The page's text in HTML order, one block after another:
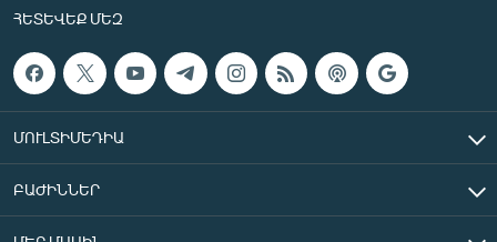
«Ազատության» բոլոր կայքերը
ՀԵՏԵՎԵՔ ՄԵԶ
ՄՈՒԼՏԻՄԵԴԻԱ
ԲԱԺԻՆՆԵՐ